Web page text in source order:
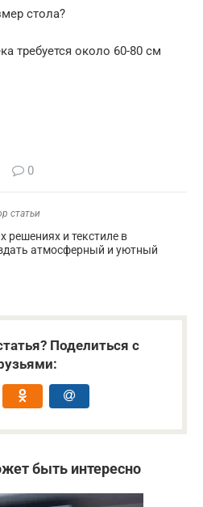
стола?
требуется около 60-80 см
0
статьи
решениях и текстиле в
атмосферный и уютный
Поделиться с
быть интересно